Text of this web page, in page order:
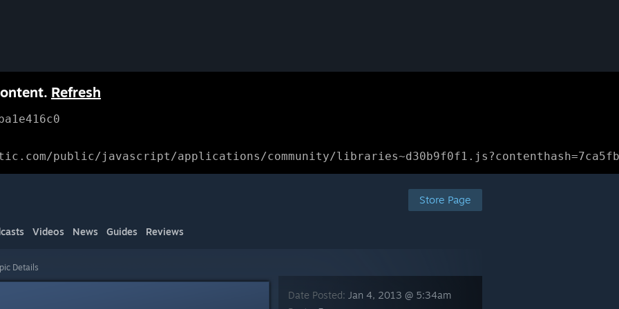
Refresh
public/javascript/applications/community/
Store Page
Videos News Guides Reviews
Details
Date Posted: Jan 4, 2013 @ 5:34am